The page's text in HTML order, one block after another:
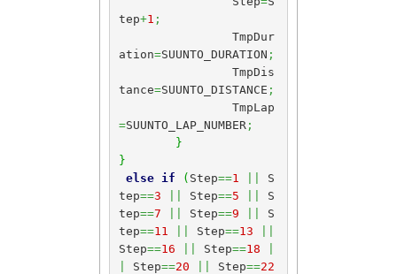
tep+1 ;
ation=SUUNTO_DURATION ;
tance=SUUNTO_DISTANCE ;
		TmpLap
=SUUNTO_LAP_NUMBER ;
}
}
else
if ( Step==1
S
tep==3 Step==5
S
tep==7 Step==9
S
tep==11 Step==13
Step==16 Step==18
Step==20 Step==22